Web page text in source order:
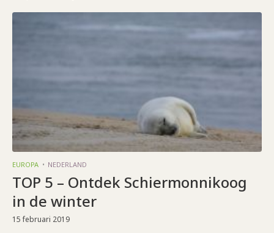
EUROPA NEDERLAND
TOP 5 – Ontdek Schiermonnikoog
in de winter
15 februari 2019